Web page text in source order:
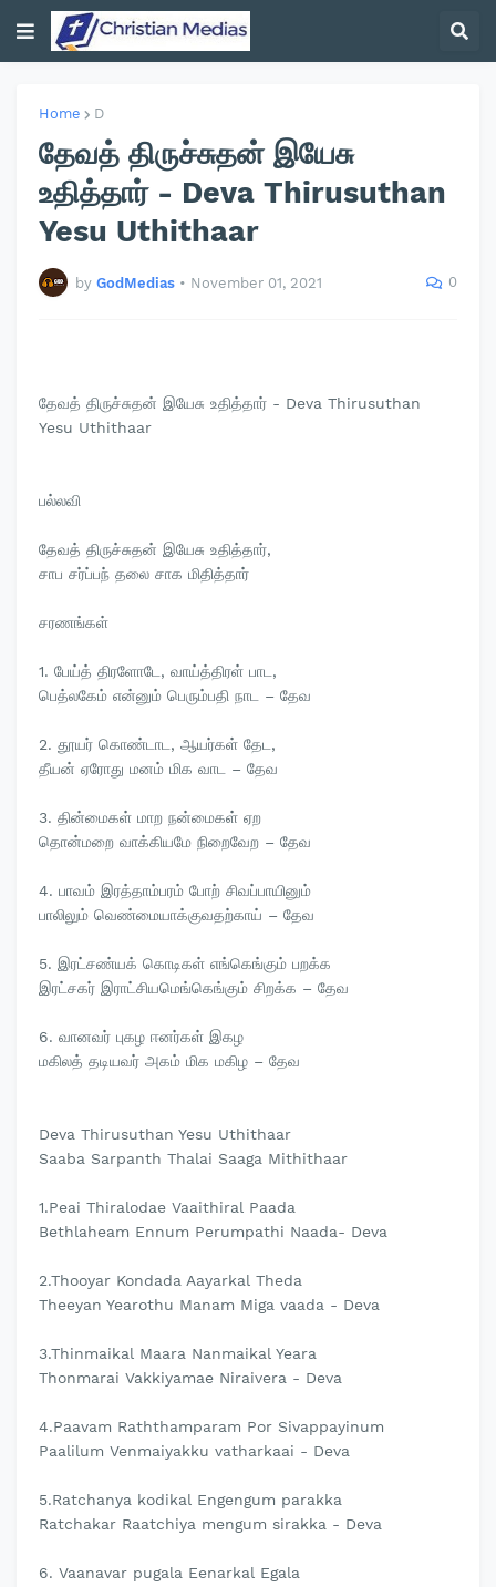
Home D
தேவத் திருச்சுதன் இயேசு
உதித்தார் - Deva Thirusuthan
Yesu Uthithaar
by GodMedias • November 01, 2021 0
தேவத் திருச்சுதன் இயேசு உதித்தார் - Deva Thirusuthan
Yesu Uthithaar
பல்லவி
தேவத் திருச்சுதன் இயேசு உதித்தார்,
சாப சர்ப்பந் தலை சாக மிதித்தார்
சரணங்கள்
1. பேய்த் திரளோடே, வாய்த்திரள் பாட,
பெத்லகேம் என்னும் பெரும்பதி நாட – தேவ
2. தூயர் கொண்டாட, ஆயர்கள் தேட,
தீயன் ஏரோது மனம் மிக வாட – தேவ
3. தின்மைகள் மாற நன்மைகள் ஏற
தொன்மறை வாக்கியமே நிறைவேற – தேவ
4. பாவம் இரத்தாம்பரம் போற் சிவப்பாயினும்
பாலிலும் வெண்மையாக்குவதற்காய் – தேவ
5. இரட்சண்யக் கொடிகள் எங்கெங்கும் பறக்க
இரட்சகர் இராட்சியமெங்கெங்கும் சிறக்க – தேவ
6. வானவர் புகழ ஈனர்கள் இகழ
மகிலத் தடியவர் அகம் மிக மகிழ – தேவ
Deva Thirusuthan Yesu Uthithaar
Saaba Sarpanth Thalai Saaga Mithithaar
1.Peai Thiralodae Vaaithiral Paada
Bethlaheam Ennum Perumpathi Naada- Deva
2.Thooyar Kondada Aayarkal Theda
Theeyan Yearothu Manam Miga vaada - Deva
3.Thinmaikal Maara Nanmaikal Yeara
Thonmarai Vakkiyamae Niraivera - Deva
4.Paavam Raththamparam Por Sivappayinum
Paalilum Venmaiyakku vatharkaai - Deva
5.Ratchanya kodikal Engengum parakka
Ratchakar Raatchiya mengum sirakka - Deva
6. Vaanavar pugala Eenarkal Egala